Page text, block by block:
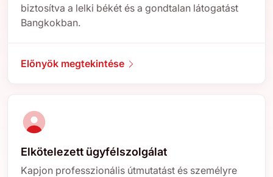
biztosítva a lelki békét és a gondtalan látogatást
Bangkokban.
Előnyök megtekintése
Elkötelezett ügyfélszolgálat
Kapjon professzionális útmutatást és személyre